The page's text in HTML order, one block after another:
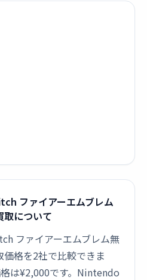
ファイアーエムブレム
取について
ファイアーエムブレム無
格を2社で比較できま
は¥2,000です。Nintendo